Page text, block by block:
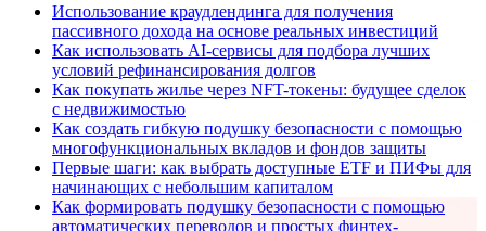
Использование краудлендинга для получения
пассивного дохода на основе реальных инвестиций
Как использовать AI-сервисы для подбора лучших
условий рефинансирования долгов
Как покупать жилье через NFT-токены: будущее сделок
с недвижимостью
Как создать гибкую подушку безопасности с помощью
многофункциональных вкладов и фондов защиты
Первые шаги: как выбрать доступные ETF и ПИФы для
начинающих с небольшим капиталом
Как формировать подушку безопасности с помощью
автоматических переводов и простых финтех-